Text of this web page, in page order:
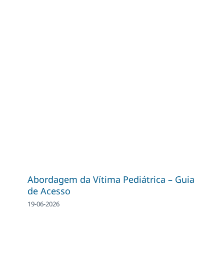
Abordagem da Vítima Pediátrica – Guia
de Acesso
19-06-2026